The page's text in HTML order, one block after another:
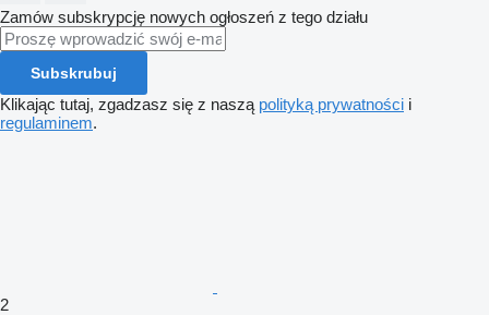
Zamów subskrypcję nowych ogłoszeń z tego działu
Subskrubuj
Klikając tutaj, zgadzasz się z naszą polityką prywatności i
regulaminem.
2